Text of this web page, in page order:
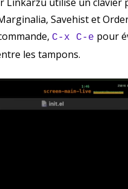
Linkarzu utilise un
Savehist et
C-x C-e pour
les tampons.